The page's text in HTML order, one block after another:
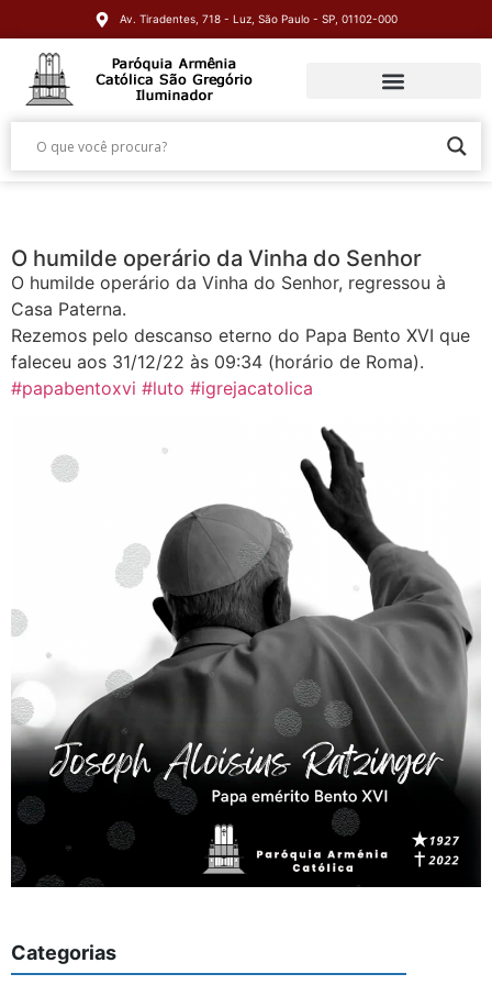
Av. Tiradentes, 718 - Luz, São Paulo - SP, 01102-000
O humilde operário da Vinha do Senhor
O humilde operário da Vinha do Senhor, regressou à
Casa Paterna.
Rezemos pelo descanso eterno do Papa Bento XVI que
faleceu aos 31/12/22 às 09:34 (horário de Roma).
#papabentoxvi #luto #igrejacatolica
Categorias